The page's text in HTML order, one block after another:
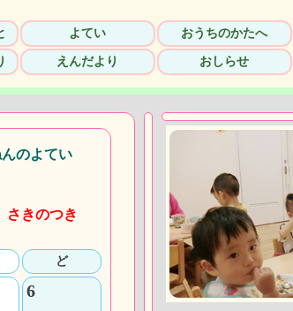
よてい おうちのかたへ
えんだより おしらせ
のよてい
さきのつき
ど
6